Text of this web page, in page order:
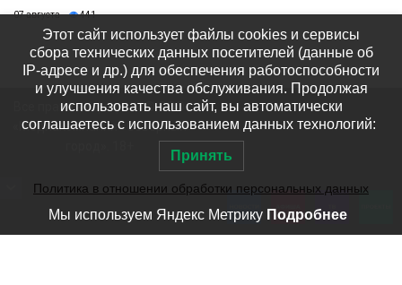
07 августа 441
Все права защищены © ООО
«Медиакомпания «Северный
Этот сайт использует файлы cookies и сервисы
сбора технических данных посетителей (данные об
IP-адресе и др.) для обеспечения работоспособности
и улучшения качества обслуживания. Продолжая
использовать наш сайт, вы автоматически
соглашаетесь с использованием данных технологий:
Принять
Политика в отношении обработки персональных данных
Мы используем Яндекс Метрику Подробнее